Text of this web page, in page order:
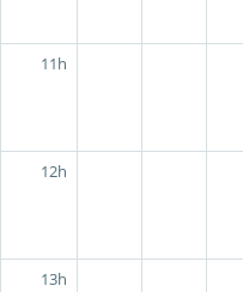
11h
12h
13h